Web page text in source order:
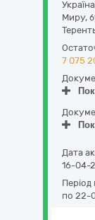
Україна
Миру,
7 075
Дата
16-04-
Період
по 22-